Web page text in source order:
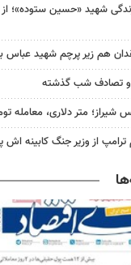
شهید «حسین ستوده»؛
هم زیر پرچم شهید عباس
شیراز؛ متر دلاری، معامله
از وزیر جنگ کابینه اش